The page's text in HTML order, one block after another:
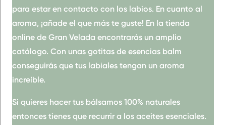
para estar en contacto con los labios. En cuanto al
aroma, ¡añade el que más te guste! En la tienda
online de Gran Velada encontrarás un amplio
catálogo. Con unas gotitas de esencias balm
conseguirás que tus labiales tengan un aroma
increíble.
Si quieres hacer tus bálsamos 100% naturales
entonces tienes que recurrir a los aceites esenciales.